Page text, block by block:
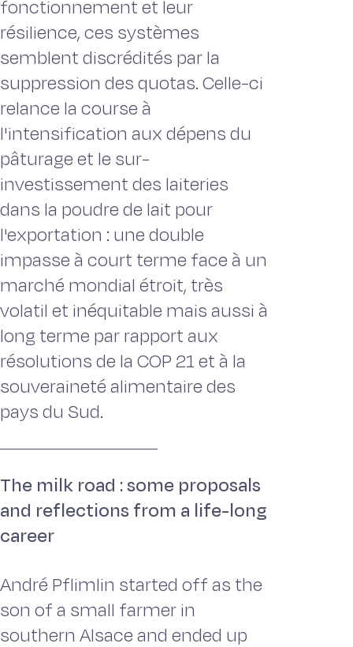
fonctionnement et leur
résilience, ces systèmes
semblent discrédités par la
suppression des quotas. Celle-ci
relance la course à
l'intensification aux dépens du
pâturage et le sur-
investissement des laiteries
dans la poudre de lait pour
l'exportation : une double
impasse à court terme face à un
marché mondial étroit, très
volatil et inéquitable mais aussi à
long terme par rapport aux
résolutions de la COP 21 et à la
souveraineté alimentaire des
pays du Sud.
The milk road : some proposals
and reflections from a life-long
career
André Pflimlin started off as the
son of a small farmer in
southern Alsace and ended up